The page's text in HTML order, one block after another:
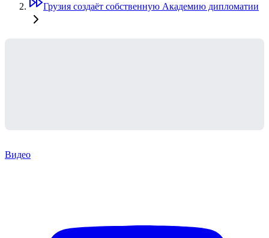
Грузия создаёт собственную Академию дипломатии
Видео